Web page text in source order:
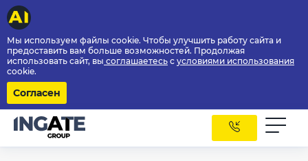
Мы используем файлы cookie. Чтобы улучшить работу сайта и
предоставить вам больше возможностей. Продолжая
использовать сайт, вы соглашаетесь с условиями использования
cookie.
Согласен